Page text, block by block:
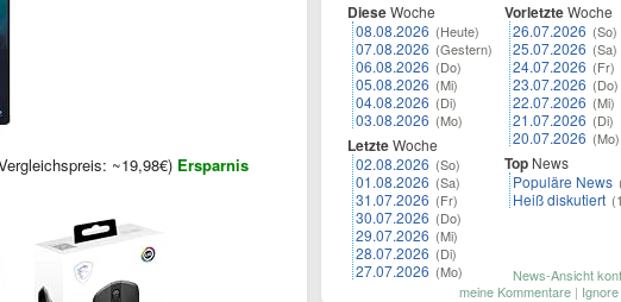
~19,98€) Ersparnis
DieseWoche
08.08.2026 (Heute)
07.08.2026 (Gestern)
06.08.2026 (Do)
05.08.2026 (Mi)
04.08.2026 (Di)
03.08.2026 (Mo)
LetzteWoche
02.08.2026 (So)
01.08.2026 (Sa)
31.07.2026 (Fr)
30.07.2026 (Do)
29.07.2026 (Mi)
28.07.2026 (Di)
27.07.2026 (Mo)
VorletzteWoche
26.07.2026 (So)
25.07.2026 (Sa)
24.07.2026 (Fr)
23.07.2026 (Do)
22.07.2026 (Mi)
21.07.2026 (Di)
20.07.2026 (Mo)
Top News
Populäre News
Heiß diskutiert
News-Ansicht
meine Kommentare | Ignore